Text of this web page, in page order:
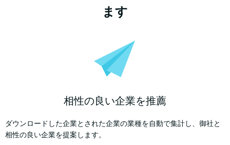
ます
相性の良い企業を推薦
ダウンロードした企業とされた企業の業種を自動で集計し、御社と
相性の良い企業を提案します。